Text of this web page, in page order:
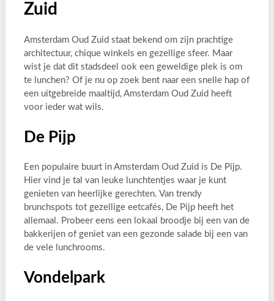
Zuid
Amsterdam Oud Zuid staat bekend om zijn prachtige
architectuur, chique winkels en gezellige sfeer. Maar
wist je dat dit stadsdeel ook een geweldige plek is om
te lunchen? Of je nu op zoek bent naar een snelle hap of
een uitgebreide maaltijd, Amsterdam Oud Zuid heeft
voor ieder wat wils.
De Pijp
Een populaire buurt in Amsterdam Oud Zuid is De Pijp.
Hier vind je tal van leuke lunchtentjes waar je kunt
genieten van heerlijke gerechten. Van trendy
brunchspots tot gezellige eetcafés, De Pijp heeft het
allemaal. Probeer eens een lokaal broodje bij een van de
bakkerijen of geniet van een gezonde salade bij een van
de vele lunchrooms.
Vondelpark